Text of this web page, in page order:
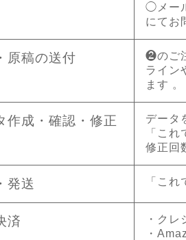
◯メー
にてお
原稿の送付
❷のご
ライン
ます 。
成・確認・修正
データ
「こ
修正回
発送 「こ
済
・クレ
・